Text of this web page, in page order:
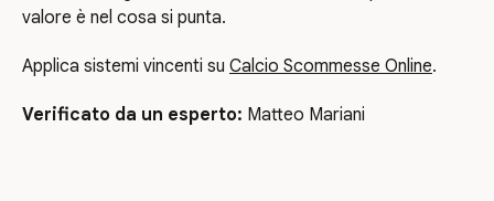
valore è nel cosa si punta.
Applica sistemi vincenti su Calcio Scommesse Online.
Verificato da un esperto: Matteo Mariani